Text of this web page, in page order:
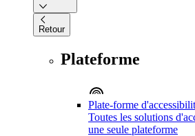
Retour
Plateforme
Plate-forme
Toutes les solutions
une seule plateforme